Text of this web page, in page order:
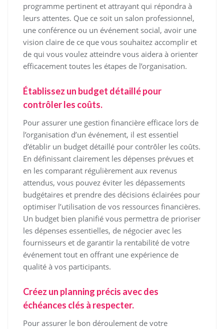
programme pertinent et attrayant qui répondra à
leurs attentes. Que ce soit un salon professionnel,
une conférence ou un événement social, avoir une
vision claire de ce que vous souhaitez accomplir et
de qui vous voulez atteindre vous aidera à orienter
efficacement toutes les étapes de l’organisation.
Établissez un budget détaillé pour
contrôler les coûts.
Pour assurer une gestion financière efficace lors de
l’organisation d’un événement, il est essentiel
d’établir un budget détaillé pour contrôler les coûts.
En définissant clairement les dépenses prévues et
en les comparant régulièrement aux revenus
attendus, vous pouvez éviter les dépassements
budgétaires et prendre des décisions éclairées pour
optimiser l’utilisation de vos ressources financières.
Un budget bien planifié vous permettra de prioriser
les dépenses essentielles, de négocier avec les
fournisseurs et de garantir la rentabilité de votre
événement tout en offrant une expérience de
qualité à vos participants.
Créez un planning précis avec des
échéances clés à respecter.
Pour assurer le bon déroulement de votre